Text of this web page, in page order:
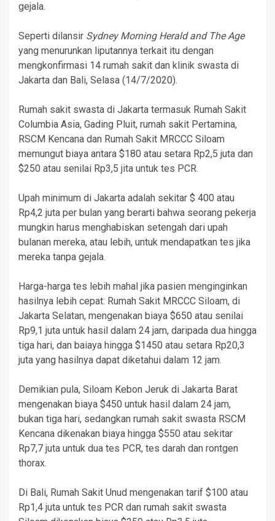
gejala.
Seperti dilansir Sydney Morning Herald and The Age
yang menurunkan liputannya terkait itu dengan
mengkonfirmasi 14 rumah sakit dan klinik swasta di
Jakarta dan Bali, Selasa (14/7/2020).
Rumah sakit swasta di Jakarta termasuk Rumah Sakit
Columbia Asia, Gading Pluit, rumah sakit Pertamina,
RSCM Kencana dan Rumah Sakit MRCCC Siloam
memungut biaya antara $180 atau setara Rp2,5 juta dan
$250 atau senilai Rp3,5 jita untuk tes PCR.
Upah minimum di Jakarta adalah sekitar $ 400 atau
Rp4,2 juta per bulan yang berarti bahwa seorang pekerja
mungkin harus menghabiskan setengah dari upah
bulanan mereka, atau lebih, untuk mendapatkan tes jika
mereka tanpa gejala.
Harga-harga tes lebih mahal jika pasien menginginkan
hasilnya lebih cepat: Rumah Sakit MRCCC Siloam, di
Jakarta Selatan, mengenakan biaya $650 atau senilai
Rp9,1 juta untuk hasil dalam 24 jam, daripada dua hingga
tiga hari, dan baiaya hingga $1450 atau setara Rp20,3
juta yang hasilnya dapat diketahui dalam 12 jam.
Demikian pula, Siloam Kebon Jeruk di Jakarta Barat
mengenakan biaya $450 untuk hasil dalam 24 jam,
bukan tiga hari, sedangkan rumah sakit swasta RSCM
Kencana dikenakan biaya hingga $550 atau sekitar
Rp7,7 juta untuk dua tes PCR, tes darah dan rontgen
thorax.
Di Bali, Rumah Sakit Unud mengenakan tarif $100 atau
Rp1,4 juta untuk tes PCR dan rumah sakit swasta